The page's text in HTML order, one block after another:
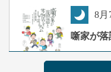
8月
噺家が
桂米之助